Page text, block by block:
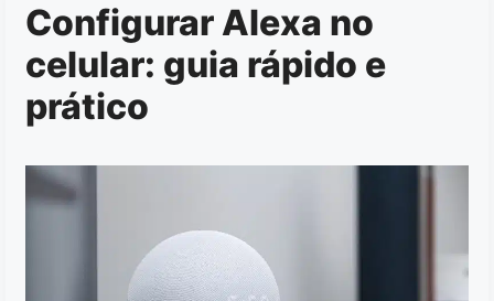
Configurar Alexa no
celular: guia rápido e
prático